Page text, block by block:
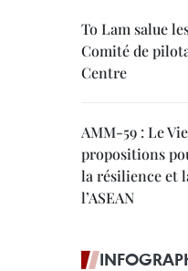
To Lam salue
Comité de
Centre
AMM-59 : Le
propositions
la résilience et
l’ASEAN